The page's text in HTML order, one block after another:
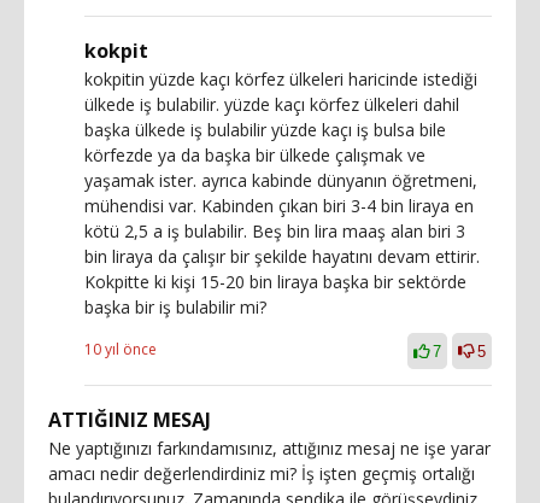
kokpit
kokpitin yüzde kaçı körfez ülkeleri haricinde istediği
ülkede iş bulabilir. yüzde kaçı körfez ülkeleri dahil
başka ülkede iş bulabilir yüzde kaçı iş bulsa bile
körfezde ya da başka bir ülkede çalışmak ve
yaşamak ister. ayrıca kabinde dünyanın öğretmeni,
mühendisi var. Kabinden çıkan biri 3-4 bin liraya en
kötü 2,5 a iş bulabilir. Beş bin lira maaş alan biri 3
bin liraya da çalışır bir şekilde hayatını devam ettirir.
Kokpitte ki kişi 15-20 bin liraya başka bir sektörde
başka bir iş bulabilir mi?
10 yıl önce 7 5
ATTIĞINIZ MESAJ
Ne yaptığınızı farkındamısınız, attığınız mesaj ne işe yarar
amacı nedir değerlendirdiniz mi? İş işten geçmiş ortalığı
bulandırıyorsunuz. Zamanında sendika ile görüşseydiniz